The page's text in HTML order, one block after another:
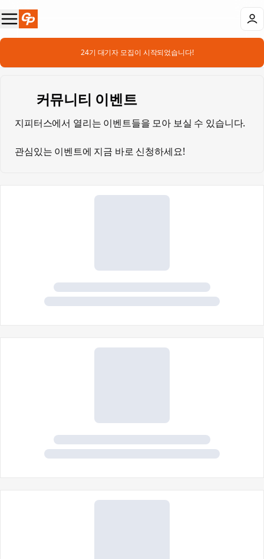
📣 24기 대기자 모집이 시작되었습니다!
📆 커뮤니티 이벤트
지피터스에서 열리는 이벤트들을 모아 보실 수 있습니다.
관심있는 이벤트에 지금 바로 신청하세요! 👉